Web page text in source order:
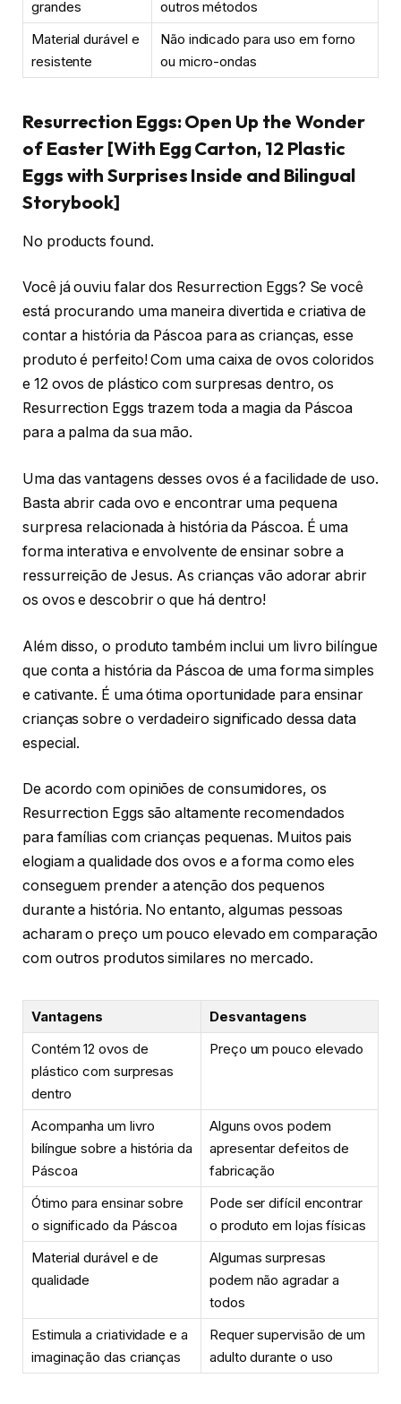
grandes
outros métodos
Material durável e
resistente
Não indicado para uso em forno
ou micro-ondas
Resurrection Eggs: Open Up the Wonder
of Easter [With Egg Carton, 12 Plastic
Eggs with Surprises Inside and Bilingual
Storybook]
No products found.
Você já ouviu falar dos Resurrection Eggs? Se você
está procurando uma maneira divertida e criativa de
contar a história da Páscoa para as crianças, esse
produto é perfeito! Com uma caixa de ovos coloridos
e 12 ovos de plástico com surpresas dentro, os
Resurrection Eggs trazem toda a magia da Páscoa
para a palma da sua mão.
Uma das vantagens desses ovos é a facilidade de uso.
Basta abrir cada ovo e encontrar uma pequena
surpresa relacionada à história da Páscoa. É uma
forma interativa e envolvente de ensinar sobre a
ressurreição de Jesus. As crianças vão adorar abrir
os ovos e descobrir o que há dentro!
Além disso, o produto também inclui um livro bilíngue
que conta a história da Páscoa de uma forma simples
e cativante. É uma ótima oportunidade para ensinar
crianças sobre o verdadeiro significado dessa data
especial.
De acordo com opiniões de consumidores, os
Resurrection Eggs são altamente recomendados
para famílias com crianças pequenas. Muitos pais
elogiam a qualidade dos ovos e a forma como eles
conseguem prender a atenção dos pequenos
durante a história. No entanto, algumas pessoas
acharam o preço um pouco elevado em comparação
com outros produtos similares no mercado.
Vantagens
Desvantagens
Contém 12 ovos de
plástico com surpresas
dentro
Preço um pouco elevado
Acompanha um livro
bilíngue sobre a história da
Páscoa
Alguns ovos podem
apresentar defeitos de
fabricação
Ótimo para ensinar sobre
o significado da Páscoa
Pode ser difícil encontrar
o produto em lojas físicas
Material durável e de
qualidade
Algumas surpresas
podem não agradar a
todos
Estimula a criatividade e a
imaginação das crianças
Requer supervisão de um
adulto durante o uso